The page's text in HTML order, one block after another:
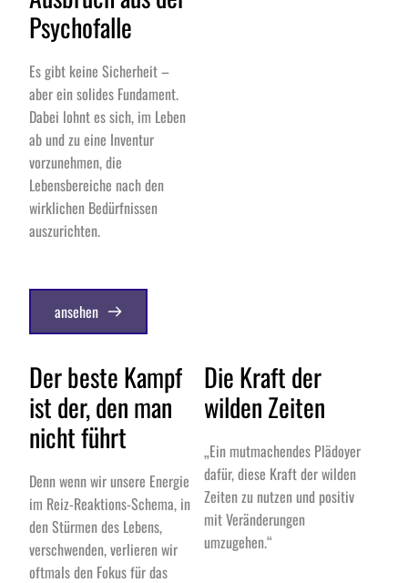
Psychofalle
Es gibt keine Sicherheit –
aber ein solides Fundament.
Dabei lohnt es sich, im Leben
ab und zu eine Inventur
vorzunehmen, die
Lebensbereiche nach den
wirklichen Bedürfnissen
auszurichten.
ansehen
Der beste Kampf
ist der, den man
nicht führt
Denn wenn wir unsere Energie
im Reiz-Reaktions-Schema, in
den Stürmen des Lebens,
verschwenden, verlieren wir
oftmals den Fokus für das
Die Kraft der
wilden Zeiten
„Ein mutmachendes Plädoyer
dafür, diese Kraft der wilden
Zeiten zu nutzen und positiv
mit Veränderungen
umzugehen.“